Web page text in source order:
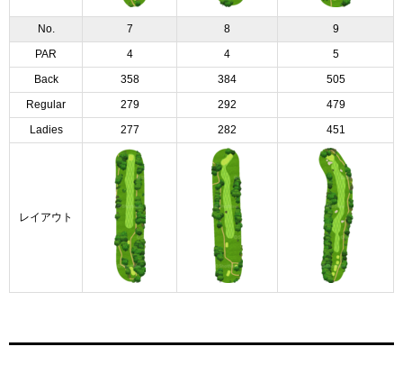
No. 7 8 9
PAR 4 4 5
Back 358 384 505
Regular 279 292 479
Ladies 277 282 451
レイアウト